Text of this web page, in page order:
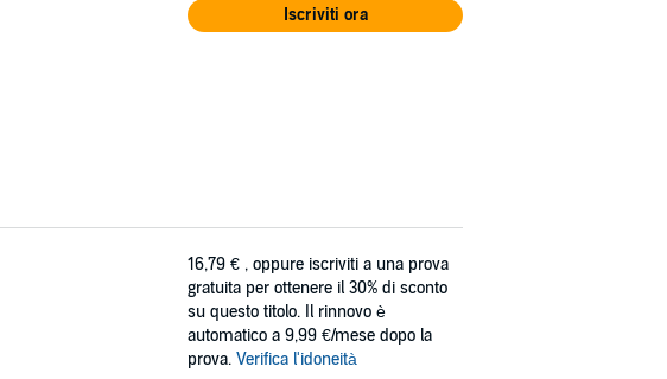
Iscriviti ora
16,79 € , oppure iscriviti a una prova
gratuita per ottenere il 30% di sconto
su questo titolo. Il rinnovo è
automatico a 9,99 €/mese dopo la
prova. Verifica l'idoneità